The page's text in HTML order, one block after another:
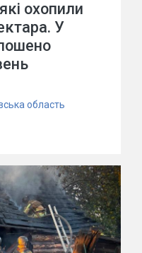
охопили
У
область